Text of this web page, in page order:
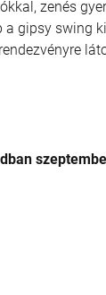
zenés
a gipsy swing